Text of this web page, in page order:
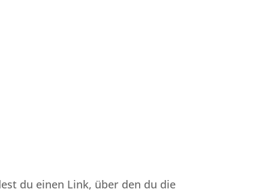
du einen Link, über den du die